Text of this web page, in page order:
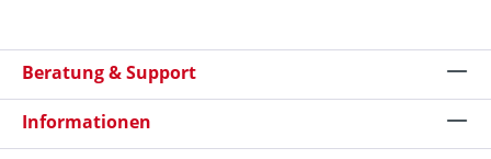
Beratung & Support
Informationen